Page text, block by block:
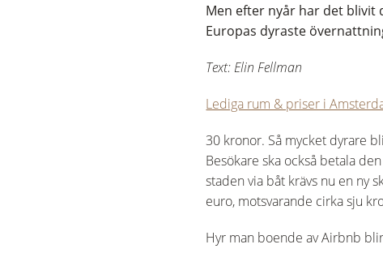
Men efter nyår har det blivit
Europas dyraste
Text: Elin Fellman
Lediga rum & priser i
30 kronor. Så mycket dyrare
Besökare ska också betala
staden via båt krävs nu en ny
euro, motsvarande cirka sju
Hyr man boende av Airbnb